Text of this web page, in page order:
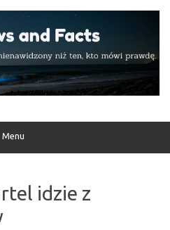
Menu
idzie z